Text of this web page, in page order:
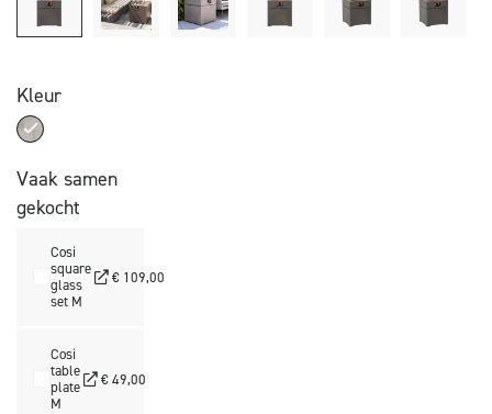
Kleur
Vaak samen
gekocht
Cosi
square
glass
set M
€ 109,00
Cosi
table
plate
M
€ 49,00